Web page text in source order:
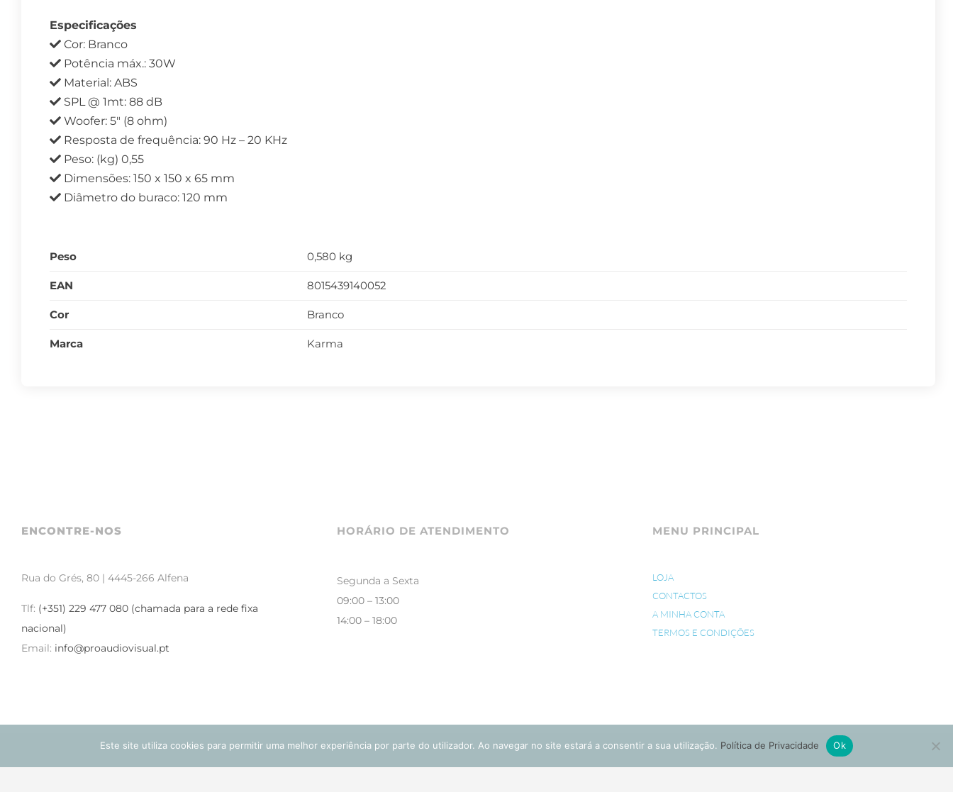
Especificações
Cor: Branco
Potência máx.: 30W
Material: ABS
SPL @ 1mt: 88 dB
Woofer: 5″ (8 ohm)
Resposta de frequência: 90 Hz – 20 KHz
Peso: (kg) 0,55
Dimensões: 150 x 150 x 65 mm
Diâmetro do buraco: 120 mm
Peso 0,580 kg
EAN 8015439140052
Cor Branco
Marca Karma
ENCONTRE-NOS
Rua do Grés, 80 | 4445-266 Alfena
Tlf: (+351) 229 477 080 (chamada para a rede fixa
nacional)
Email: info@proaudiovisual.pt
HORÁRIO DE ATENDIMENTO
Segunda a Sexta
09:00 – 13:00
14:00 – 18:00
MENU PRINCIPAL
LOJA
CONTACTOS
A MINHA CONTA
TERMOS E CONDIÇÕES
Este site utiliza cookies para permitir uma melhor experiência por parte do utilizador. Ao navegar no site estará a consentir a sua utilização. Política de Privacidade Ok